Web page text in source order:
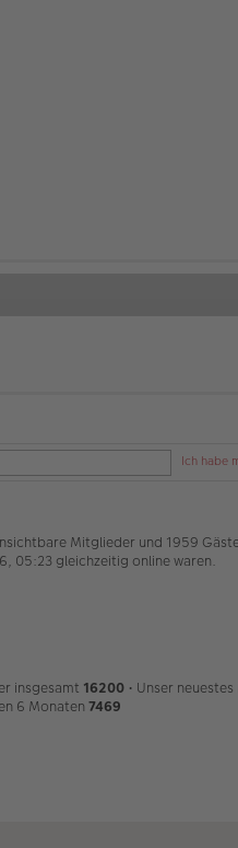
Ich habe
Mitglieder und 1959
05:23 gleichzeitig online waren.
insgesamt 16200 • Unser
6 Monaten 7469